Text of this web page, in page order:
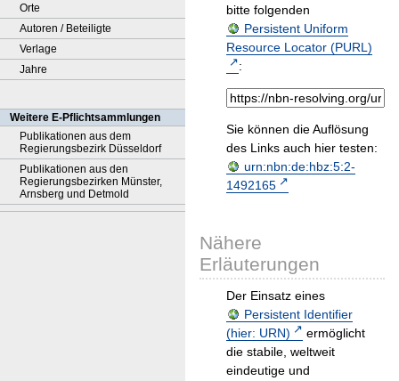
Orte
Autoren / Beteiligte
Verlage
Jahre
Weitere E-Pflichtsammlungen
Publikationen aus dem
Regierungsbezirk Düsseldorf
Publikationen aus den
Regierungsbezirken Münster,
Arnsberg und Detmold
bitte folgenden
Persistent Uniform
Resource Locator (PURL)
:
Sie können die Auflösung
des Links auch hier testen:
urn:nbn:de:hbz:5:2-
1492165
Nähere
Erläuterungen
Der Einsatz eines
Persistent Identifier
(hier: URN)
ermöglicht
die stabile, weltweit
eindeutige und